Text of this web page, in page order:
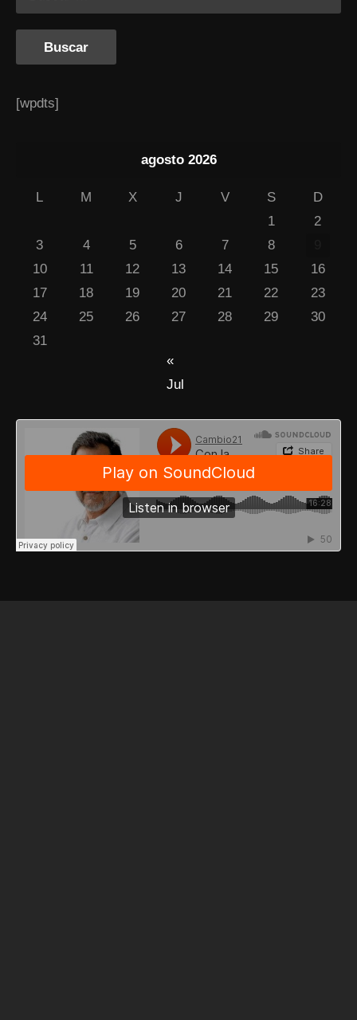
[wpdts]
agosto 2026
L M X J V S
D
1
2
3
4 5 6 7 8
10
11 12 13 14 15
16
17
18 19 20 21 22
23
24
25 26 27 28 29
30
31
«
Jul